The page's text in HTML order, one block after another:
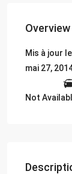
Overview
Mis à jour
mai 27,
Not